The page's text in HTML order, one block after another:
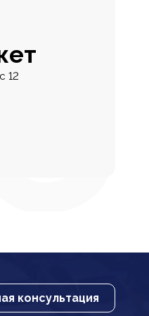
12
консультация